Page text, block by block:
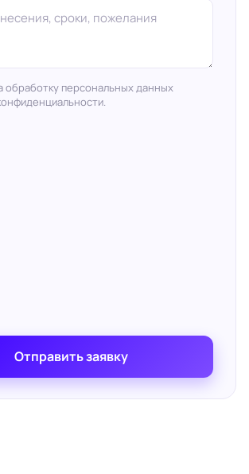
обработку персональных данных
Отправить заявку